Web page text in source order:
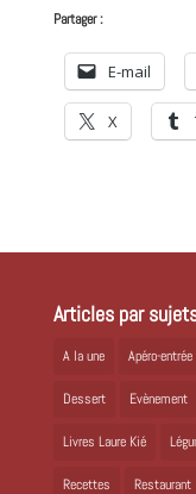
Partager :
E-mail
X
Articles par
A la une Apéro-entrée
Dessert Evènement
Livres Laure Kié
Recettes Restaurant